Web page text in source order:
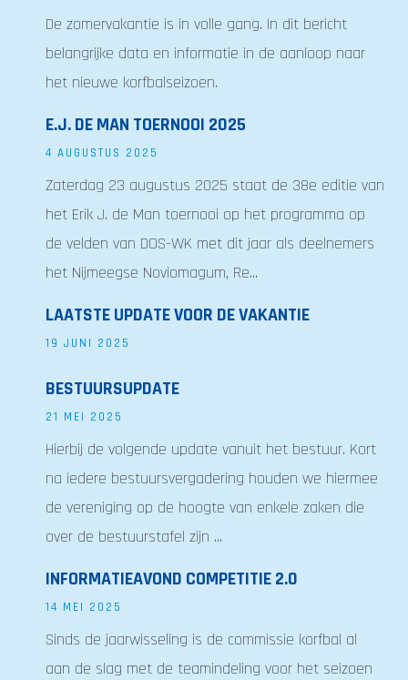
De zomervakantie is in volle gang. In dit bericht
belangrijke data en informatie in de aanloop naar
het nieuwe korfbalseizoen.
E.J. DE MAN TOERNOOI 2025
4 AUGUSTUS 2025
Zaterdag 23 augustus 2025 staat de 38e editie van
het Erik J. de Man toernooi op het programma op
de velden van DOS-WK met dit jaar als deelnemers
het Nijmeegse Noviomagum, Re...
LAATSTE UPDATE VOOR DE VAKANTIE
19 JUNI 2025
BESTUURSUPDATE
21 MEI 2025
Hierbij de volgende update vanuit het bestuur. Kort
na iedere bestuursvergadering houden we hiermee
de vereniging op de hoogte van enkele zaken die
over de bestuurstafel zijn ...
INFORMATIEAVOND COMPETITIE 2.0
14 MEI 2025
Sinds de jaarwisseling is de commissie korfbal al
aan de slag met de teamindeling voor het seizoen